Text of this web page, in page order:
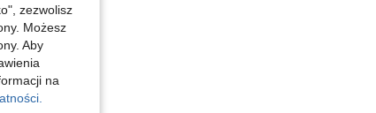
zezwolisz
Możesz
Aby
na